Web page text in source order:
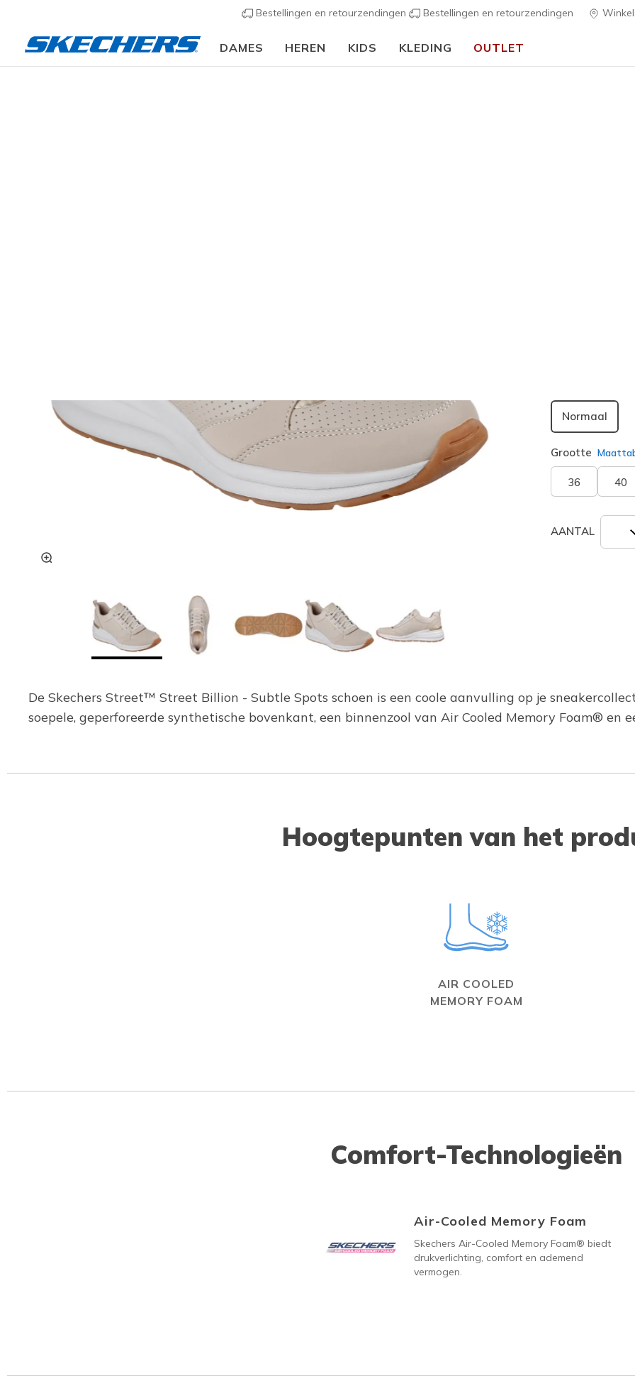
Bestellingen en retourzendingen Bestellingen en retourzendingen
DAMES HEREN KIDS KLEDING OUTLET
Normaal
Grootte
36 40
AANTAL
De Skechers Street™ Street Billion - Subtle Spots schoen is een coole aanvulling op je
soepele, geperforeerde synthetische bovenkant, een binnenzool van Air Cooled Memory Foam® en
Hoogtepunten van het
AIR COOLED
MEMORY FOAM
Comfort-Technologieën
Air-Cooled Memory Foam
Skechers Air-Cooled Memory Foam® biedt
drukverlichting, comfort en ademend
vermogen.